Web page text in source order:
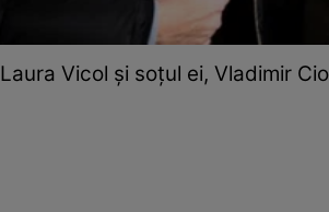
Laura Vicol și soțul ei, Vladimir